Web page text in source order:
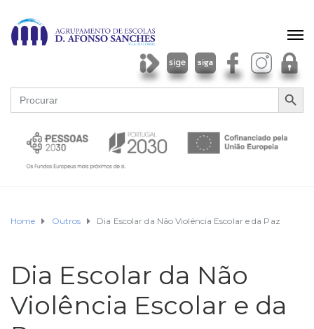
Search
for:
SEARCH
Home Outros Dia Escolar da Não Violência Escolar e da Paz
Dia Escolar da Não
Violência Escolar e da